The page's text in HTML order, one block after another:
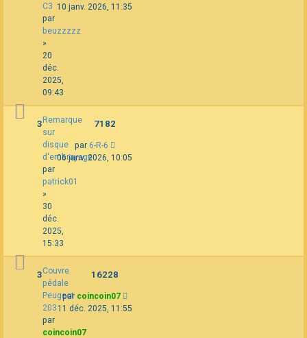
C3
par
beuzzzzz
»
20
déc.
2025,
09:43
10 janv. 2026, 11:35
Remarque
sur
disque
d'embrayage
par
patrick01
»
30
déc.
2025,
15:33
3 7182
par 6-R-6
06 janv. 2026, 10:05
Couvre
pédale
Peugeot
203
par
coincoin07
3 16228
par coincoin07
11 déc. 2025, 11:55